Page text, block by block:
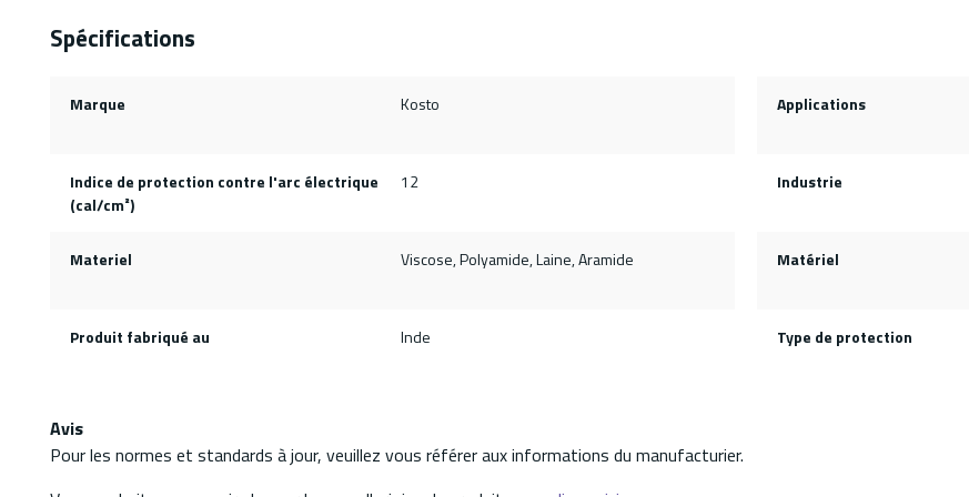
Spécifications
Marque Kosto Applications
Indice de protection contre l'arc électrique
(cal/cm²)
12 Industrie
Materiel Viscose, Polyamide, Laine, Aramide Matériel
Produit fabriqué au Inde Type de protection
Avis
Pour les normes et standards à jour, veuillez vous référer aux informations du manufacturier.